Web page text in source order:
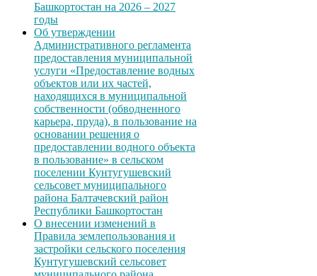
Башкортостан на 2026 – 2027
годы
Об утверждении
Административного регламента
предоставления муниципальной
услуги «Предоставление водных
объектов или их частей,
находящихся в муниципальной
собственности (обводненного
карьера, пруда), в пользование на
основании решения о
предоставлении водного объекта
в пользование» в сельском
поселении Кунтугушевский
сельсовет муниципального
района Балтачевский район
Республики Башкортостан
О внесении изменений в
Правила землепользования и
застройки сельского поселения
Кунтугушевский сельсовет